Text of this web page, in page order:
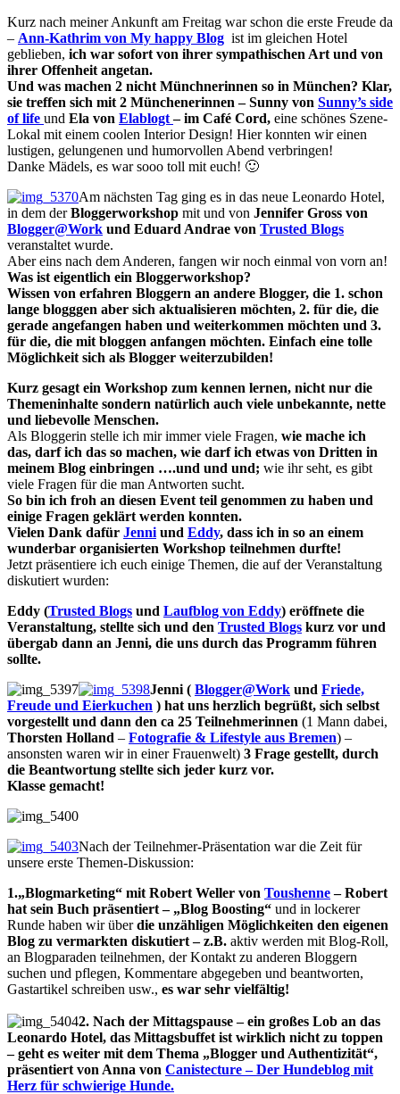
Kurz nach meiner Ankunft am Freitag war schon die erste Freude da
– Ann-Kathrim von My happy Blog ist im gleichen Hotel
geblieben, ich war sofort von ihrer sympathischen Art und von
ihrer Offenheit angetan.
Und was machen 2 nicht Münchnerinnen so in München? Klar,
sie treffen sich mit 2 Münchenerinnen – Sunny von Sunny’s side
of life und Ela von Elablogt– im Café Cord, eine schönes Szene-
Lokal mit einem coolen Interior Design! Hier konnten wir einen
lustigen, gelungenen und humorvollen Abend verbringen!
Danke Mädels, es war sooo toll mit euch! 🙂
Am nächsten Tag ging es in das neue Leonardo Hotel,
in dem derBloggerworkshop mit und von Jennifer Gross von
Blogger@Work und Eduard Andrae von Trusted Blogs
veranstaltet wurde.
Aber eins nach dem Anderen, fangen wir noch einmal von vorn an!
Was ist eigentlich ein Bloggerworkshop?
Wissen von erfahren Bloggern an andere Blogger, die 1. schon
lange blogggen aber sich aktualisieren möchten, 2. für die, die
gerade angefangen haben und weiterkommen möchten und 3.
für die, die mit bloggen anfangen möchten. Einfach eine tolle
Möglichkeit sich als Blogger weiterzubilden!
Kurz gesagt ein Workshop zum kennen lernen, nicht nur die
Themeninhalte sondern natürlich auch viele unbekannte, nette
und liebevolle Menschen.
Als Bloggerin stelle ich mir immer viele Fragen, wie mache ich
das, darf ich das so machen, wie darf ich etwas von Dritten in
meinem Blog einbringen ….und und und; wie ihr seht, es gibt
viele Fragen für die man Antworten sucht.
So bin ich froh an diesen Event teil genommen zu haben und
einige Fragen geklärt werden konnten.
Vielen Dank dafür Jenni und Eddy, dass ich in so an einem
wunderbar organisierten Workshop teilnehmen durfte!
Jetzt präsentiere ich euch einige Themen, die auf der Veranstaltung
diskutiert wurden:
Eddy (Trusted Blogs und Laufblog von Eddy) eröffnete die
Veranstaltung, stellte sich und den Trusted Blogs kurz vor und
übergab dann an Jenni, die uns durch das Programm führen
sollte.
Jenni ( Blogger@Work und Friede,
Freude und Eierkuchen ) hat uns herzlich begrüßt, sich selbst
vorgestellt und dann den ca 25 Teilnehmerinnen (1 Mann dabei,
Thorsten Holland – Fotografie & Lifestyle aus Bremen) –
ansonsten waren wir in einer Frauenwelt) 3 Frage gestellt, durch
die Beantwortung stellte sich jeder kurz vor.
Klasse gemacht!
Nach der Teilnehmer-Präsentation war die Zeit für
unsere erste Themen-Diskussion:
1.„Blogmarketing“ mit Robert Weller von Toushenne– Robert
hat sein Buch präsentiert – „Blog Boosting“ und in lockerer
Runde haben wir überdie unzähligen Möglichkeiten den eigenen
Blog zu vermarkten diskutiert – z.B. aktiv werden mit Blog-Roll,
an Blogparaden teilnehmen, der Kontakt zu anderen Bloggern
suchen und pflegen, Kommentare abgegeben und beantworten,
Gastartikel schreiben usw., es war sehr vielfältig!
2. Nach der Mittagspause – ein großes Lob an das
Leonardo Hotel, das Mittagsbuffet ist wirklich nicht zu toppen
– geht es weiter mit dem Thema „Blogger und Authentizität“,
präsentiert von Anna von Canistecture – Der Hundeblog mit
Herz für schwierige Hunde.